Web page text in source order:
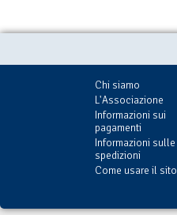
Chi siamo
L'Associazione
Informazioni sui
pagamenti
Informazioni sulle
spedizioni
Come usare il sito